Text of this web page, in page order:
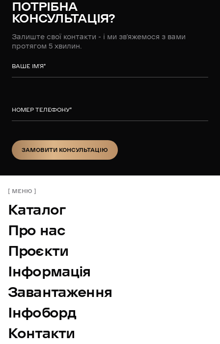
ПОТРІБНА
КОНСУЛЬТАЦІЯ?
Залиште свої контакти - і ми зв’яжемося з вами
протягом 5 хвилин.
ВАШЕ ІМ’Я*
НОМЕР ТЕЛЕФОНУ*
ЗАМОВИТИ КОНСУЛЬТАЦІЮ
МЕНЮ
Каталог
Про нас
Проєкти
Інформація
Завантаження
Інфоборд
Контакти